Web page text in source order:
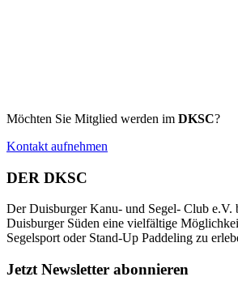
Möchten Sie Mitglied werden im DKSC?
Kontakt aufnehmen
DER DKSC
Der Duisburger Kanu- und Segel- Club e.V.
Duisburger Süden eine vielfältige
Segelsport oder Stand-Up Paddeling zu
Jetzt Newsletter abonnieren